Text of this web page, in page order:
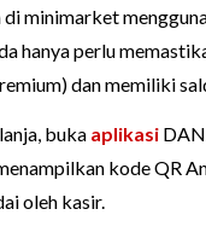
minimarket
hanya perlu
dan memiliki
buka aplikasi
kode QR
oleh kasir.